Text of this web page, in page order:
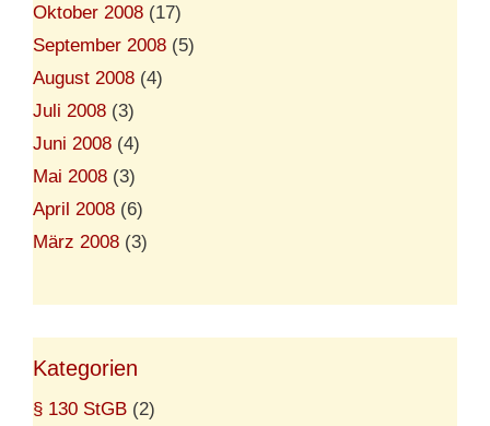
Oktober 2008 (17)
September 2008 (5)
August 2008 (4)
Juli 2008 (3)
Juni 2008 (4)
Mai 2008 (3)
April 2008 (6)
März 2008 (3)
Kategorien
§ 130 StGB (2)